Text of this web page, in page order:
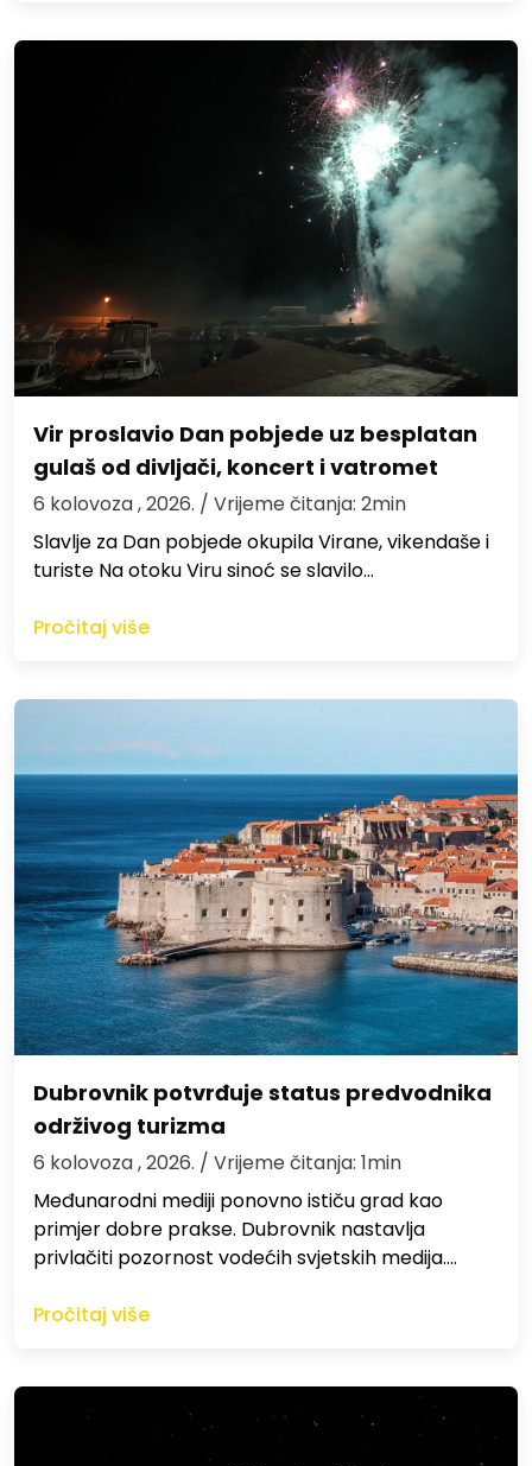
Vir proslavio Dan pobjede uz besplatan
gulaš od divljači, koncert i vatromet
6 kolovoza , 2026. / Vrijeme čitanja: 2min
Slavlje za Dan pobjede okupila Virane, vikendaše i
turiste Na otoku Viru sinoć se slavilo…
Pročitaj više
Dubrovnik potvrđuje status predvodnika
održivog turizma
6 kolovoza , 2026. / Vrijeme čitanja: 1min
Međunarodni mediji ponovno ističu grad kao
primjer dobre prakse. Dubrovnik nastavlja
privlačiti pozornost vodećih svjetskih medija.…
Pročitaj više